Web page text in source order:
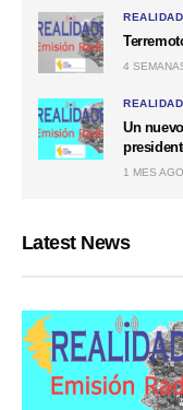
4
Un
1 MES AGO
Latest News